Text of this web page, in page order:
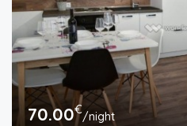
70.00€/night